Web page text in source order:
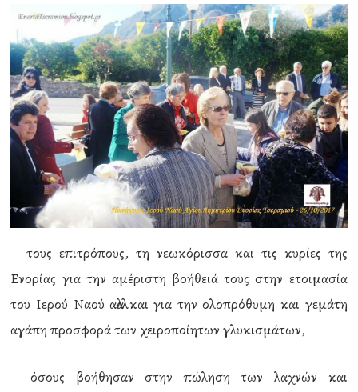
– τους επιτρόπους, τη νεωκόρισσα και τις κυρίες της
Ενορίας για την αμέριστη βοήθειά τους στην ετοιμασία
του Ιερού Ναού αλλά και για την ολοπρόθυμη και γεμάτη
αγάπη προσφορά των χειροποίητων γλυκισμάτων,
– όσους βοήθησαν στην πώληση των λαχνών και